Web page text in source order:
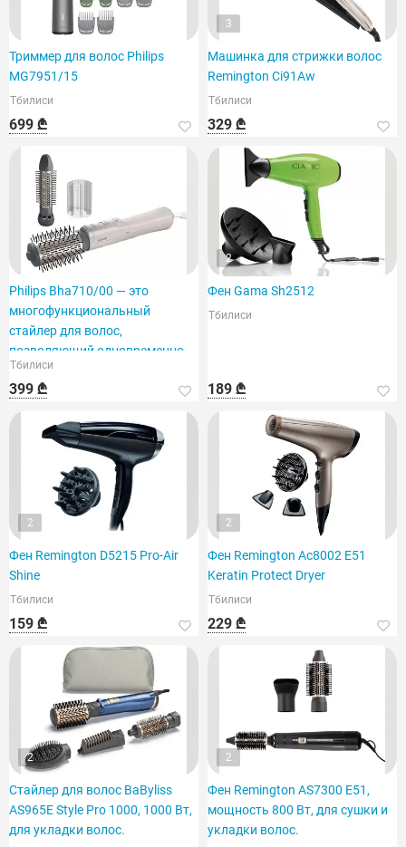
Триммер для волос Philips
MG7951/15
Тбилиси
699 ₾
3
Машинка для стрижки волос
Remington Ci91Aw
Тбилиси
329 ₾
Philips Bha710/00 — это
многофункциональный
стайлер для волос,
позволяющий одновременно
сушить и укладывать волосы.
Тбилиси
399 ₾
2
Фен Gama Sh2512
Тбилиси
189 ₾
2
Фен Remington D5215 Pro-Air
Shine
Тбилиси
159 ₾
2
Фен Remington Ac8002 E51
Keratin Protect Dryer
Тбилиси
229 ₾
2
Стайлер для волос BaByliss
AS965E Style Pro 1000, 1000 Вт,
для укладки волос.
2
Фен Remington AS7300 E51,
мощность 800 Вт, для сушки и
укладки волос.